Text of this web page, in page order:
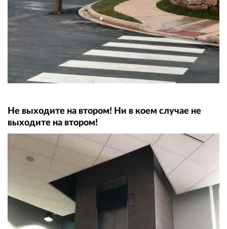
Не выходите на втором! Ни в коем случае не
выходите на втором!